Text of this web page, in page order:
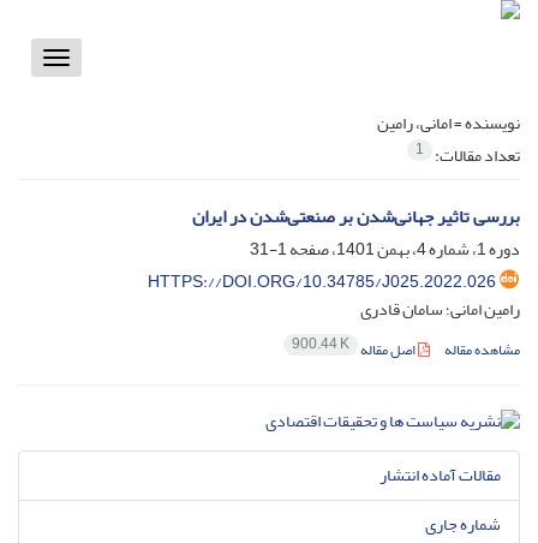
Toggle
نویسنده =امانی، رامین
تعداد مقالات: 1
بررسی تاثیر جهانی‌شدن بر صنعتی‌شدن در ایران
دوره 1، شماره 4، بهمن 1401، صفحه
1-31
HTTPS://DOI.ORG/10.34785/J025.2022.026
رامین امانی؛ سامان قادری
مشاهده مقاله اصل مقاله 900.44 K
مقالات آماده انتشار
شماره جاری